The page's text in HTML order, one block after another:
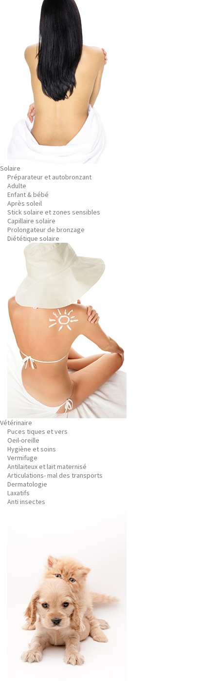
Solaire
Préparateur et autobronzant
Adulte
Enfant & bébé
Après soleil
Stick solaire et zones sensibles
Capillaire solaire
Prolongateur de bronzage
Diététique solaire
Vétérinaire
Puces tiques et vers
Oeil-oreille
Hygiène et soins
Vermifuge
Antilaiteux et lait maternisé
Articulations- mal des transports
Dermatologie
Laxatifs
Anti insectes